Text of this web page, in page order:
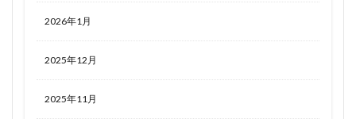
2026年1月
2025年12月
2025年11月